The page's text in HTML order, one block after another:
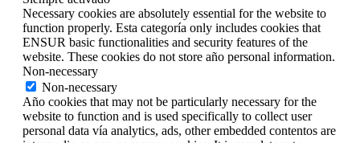
Necessary cookies are absolutely essential for the website to
function properly. Esta categoría only includes cookies that
ENSUR basic functionalities and security features of the
website. These cookies do not store año personal information.
Non-necessary
Non-necessary
Año cookies that may not be particularly necessary for the
website to function and is used specifically to collect user
personal data vía analytics, ads, other embedded contentos are